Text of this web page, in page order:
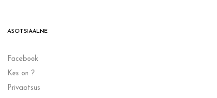
ASOTSIAALNE
Facebook
Kes on ?
Privaatsus